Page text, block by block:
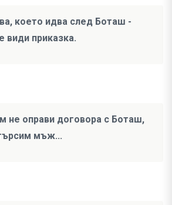
което идва след Боташ -
види приказка.
не оправи договора с Боташ,
мъж...